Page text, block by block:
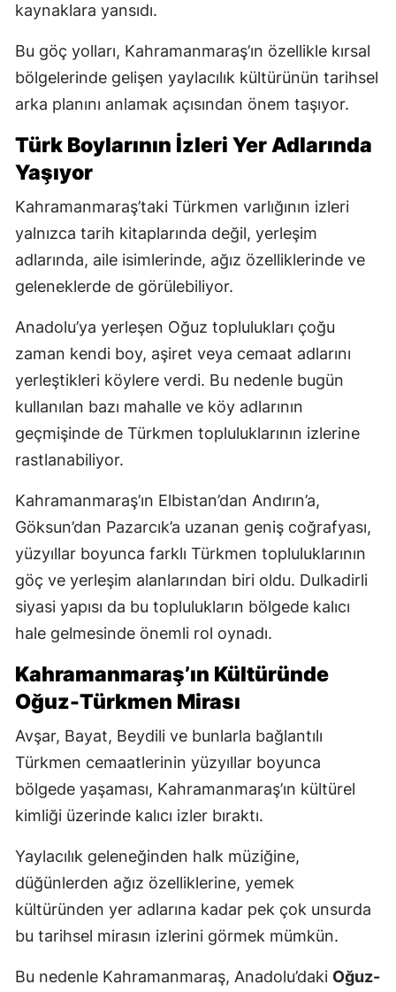
kaynaklara yansıdı.
Bu göç yolları, Kahramanmaraş’ın özellikle kırsal
bölgelerinde gelişen yaylacılık kültürünün tarihsel
arka planını anlamak açısından önem taşıyor.
Türk Boylarının İzleri Yer Adlarında
Yaşıyor
Kahramanmaraş’taki Türkmen varlığının izleri
yalnızca tarih kitaplarında değil, yerleşim
adlarında, aile isimlerinde, ağız özelliklerinde ve
geleneklerde de görülebiliyor.
Anadolu’ya yerleşen Oğuz toplulukları çoğu
zaman kendi boy, aşiret veya cemaat adlarını
yerleştikleri köylere verdi. Bu nedenle bugün
kullanılan bazı mahalle ve köy adlarının
geçmişinde de Türkmen topluluklarının izlerine
rastlanabiliyor.
Kahramanmaraş’ın Elbistan’dan Andırın’a,
Göksun’dan Pazarcık’a uzanan geniş coğrafyası,
yüzyıllar boyunca farklı Türkmen topluluklarının
göç ve yerleşim alanlarından biri oldu. Dulkadirli
siyasi yapısı da bu toplulukların bölgede kalıcı
hale gelmesinde önemli rol oynadı.
Kahramanmaraş’ın Kültüründe
Oğuz-Türkmen Mirası
Avşar, Bayat, Beydili ve bunlarla bağlantılı
Türkmen cemaatlerinin yüzyıllar boyunca
bölgede yaşaması, Kahramanmaraş’ın kültürel
kimliği üzerinde kalıcı izler bıraktı.
Yaylacılık geleneğinden halk müziğine,
düğünlerden ağız özelliklerine, yemek
kültüründen yer adlarına kadar pek çok unsurda
bu tarihsel mirasın izlerini görmek mümkün.
Bu nedenle Kahramanmaraş, Anadolu’daki Oğuz-